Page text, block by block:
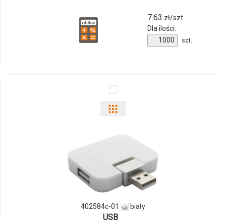
7.63 zł/szt.
Dla ilości:
Ilość
produktu
szt.
ilości
produktu
402584c-
402584c-01 biały
USB